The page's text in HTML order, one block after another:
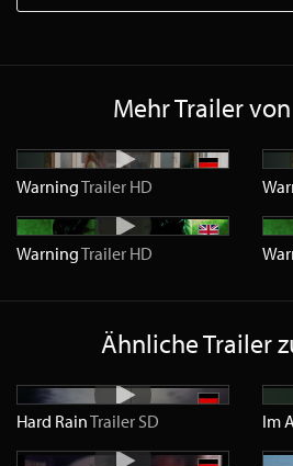
Mehr Trailer von
WarningTrailer HD
WarningTrailer HD
Ähnliche Trailer
Hard RainTrailer SD Im